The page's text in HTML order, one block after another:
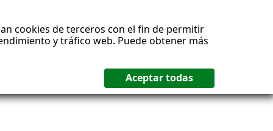
cookies de terceros con el fin de permitir
y tráfico web. Puede obtener más